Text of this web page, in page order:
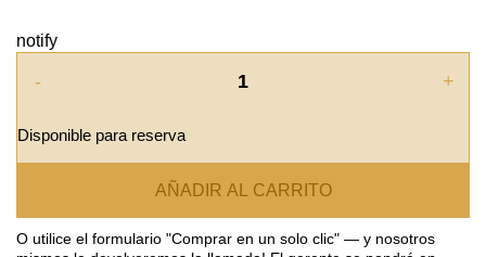
notify
- +
Disponible para reserva
AÑADIR AL CARRITO
O utilice el formulario "Comprar en un solo clic" — y nosotros